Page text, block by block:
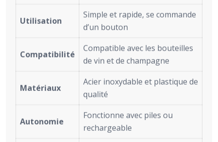
Utilisation
Simple et rapide, se commande
d’un bouton
Compatibilité
Compatible avec les bouteilles
de vin et de champagne
Matériaux
Acier inoxydable et plastique de
qualité
Autonomie
Fonctionne avec piles ou
rechargeable